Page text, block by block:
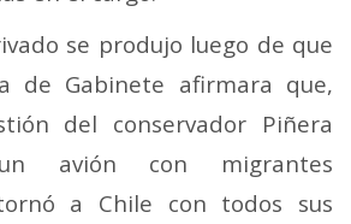
se produjo luego de que
de Gabinete afirmara que,
del conservador Piñera
un avión con migrantes
a Chile con todos sus